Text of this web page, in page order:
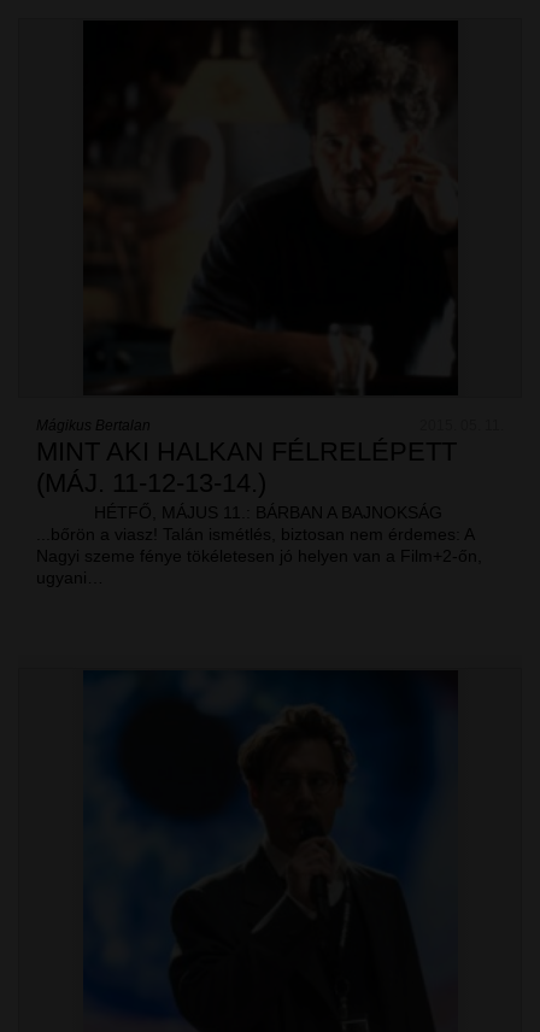
Mágikus Bertalan
MINT AKI HALKAN FÉLRELÉPETT
(MÁJ. 11-12-13-14.)
HÉTFŐ, MÁJUS 11.: BÁRBAN A BAJNOKSÁG
...bőrön a viasz! Talán ismétlés, biztosan nem érdemes: A
Nagyi szeme fénye tökéletesen jó helyen van a Film+2-őn,
ugyani…